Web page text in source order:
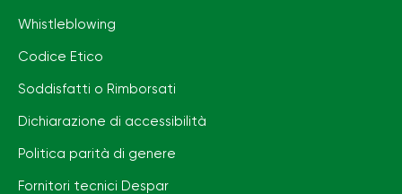
Whistleblowing
Codice Etico
Soddisfatti o Rimborsati
Dichiarazione di accessibilità
Politica parità di genere
Fornitori tecnici Despar